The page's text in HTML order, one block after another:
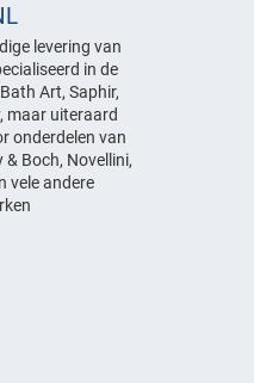
levering van
in de
Art, Saphir,
maar uiteraard
onderdelen van
& Boch, Novellini,
vele andere